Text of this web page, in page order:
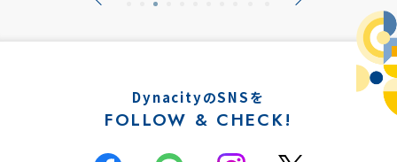
DynacityのSNSを
FOLLOW & CHECK!